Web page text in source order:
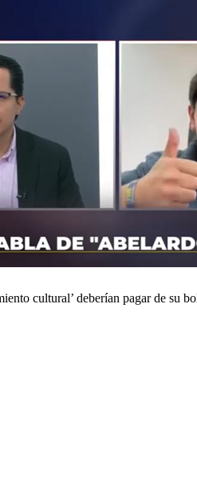
cultural’ deberían pagar de su